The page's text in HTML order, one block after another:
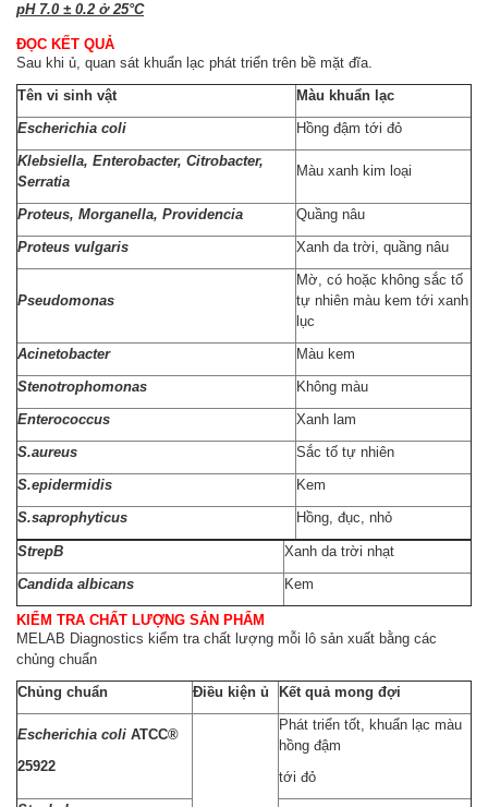
pH 7.0 ± 0.2 ở 25°C
ĐỌC KẾT QUẢ
Sau khi ủ, quan sát khuẩn lạc phát triển trên bề mặt đĩa.
Tên vi sinh vật
Màu khuẩn lạc
Escherichia coli
Hồng đậm tới đỏ
Klebsiella, Enterobacter, Citrobacter,
Serratia
Màu xanh kim loại
Proteus, Morganella, Providencia
Quầng nâu
Proteus vulgaris
Xanh da trời, quầng nâu
Pseudomonas
Mờ, có hoặc không sắc tố
tự nhiên màu kem tới xanh
lục
Acinetobacter
Màu kem
Stenotrophomonas
Không màu
Enterococcus
Xanh lam
S.aureus
Sắc tố tự nhiên
S.epidermidis
Kem
S.saprophyticus
Hồng, đục, nhỏ
StrepB
Xanh da trời nhạt
Candida albicans
Kem
KIỂM TRA CHẤT LƯỢNG SẢN PHẨM
MELAB Diagnostics kiểm tra chất lượng mỗi lô sản xuất bằng các
chủng chuẩn
Chủng chuẩn
Điều kiện ủ Kết quả mong đợi
Escherichia coli ATCC®
25922
Phát triển tốt, khuẩn lạc màu
hồng đậm
tới đỏ